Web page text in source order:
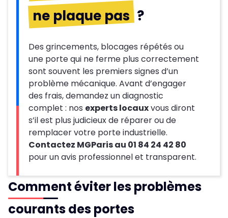
ne plaque pas ?
Des grincements, blocages répétés ou
une porte qui ne ferme plus correctement
sont souvent les premiers signes d’un
problème mécanique. Avant d’engager
des frais, demandez un diagnostic
complet : nos experts locauxvous diront
s’il est plus judicieux de réparer ou de
remplacer votre porte industrielle.
Contactez MGParis au 01 84 24 42 80
pour un avis professionnel et transparent.
Comment éviter les problèmes
courants des portes